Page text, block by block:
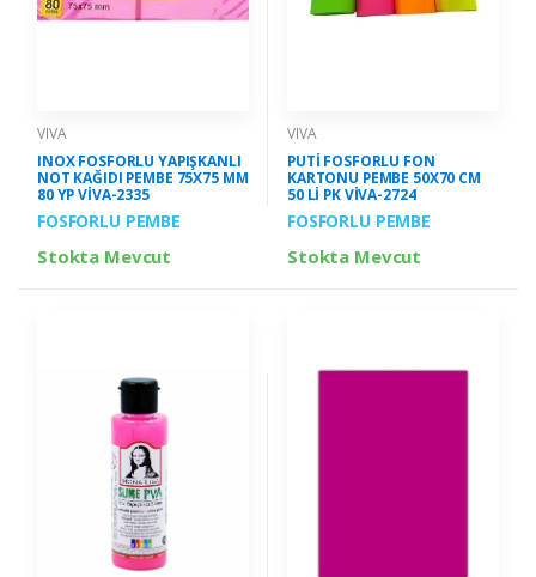
VIVA
INOX FOSFORLU YAPIŞKANLI
NOT KAĞIDI PEMBE 75X75 MM
80 YP VİVA-2335
FOSFORLU PEMBE
Stokta Mevcut
VIVA
PUTİ FOSFORLU FON
KARTONU PEMBE 50X70 CM
50 Lİ PK VİVA-2724
FOSFORLU PEMBE
Stokta Mevcut